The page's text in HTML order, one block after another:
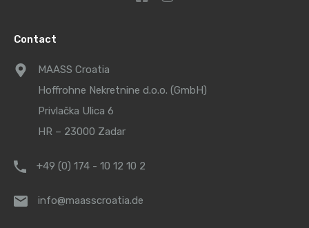
Contact
MAASS Croatia
Hoffrohne Nekretnine d.o.o. (GmbH)
Privlačka Ulica 6
HR – 23000 Zadar
+49 (0) 174 - 10 12 10 2
info@maasscroatia.de